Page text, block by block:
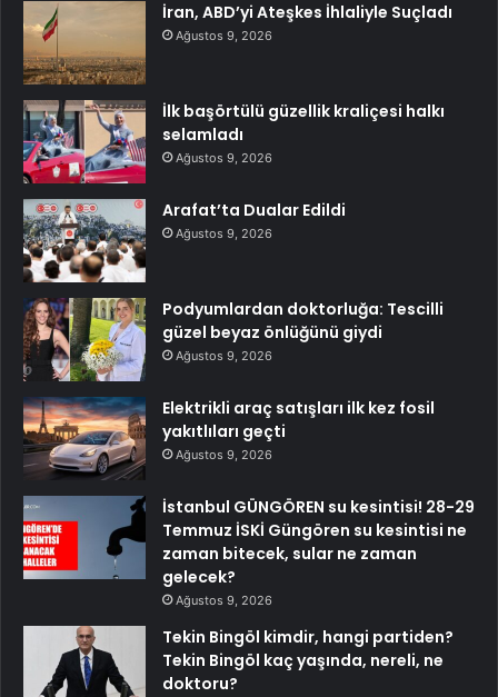
İran, ABD’yi Ateşkes İhlaliyle Suçladı
Ağustos 9, 2026
İlk başörtülü güzellik kraliçesi halkı
selamladı
Ağustos 9, 2026
Arafat’ta Dualar Edildi
Ağustos 9, 2026
Podyumlardan doktorluğa: Tescilli
güzel beyaz önlüğünü giydi
Ağustos 9, 2026
Elektrikli araç satışları ilk kez fosil
yakıtlıları geçti
Ağustos 9, 2026
İstanbul GÜNGÖREN su kesintisi! 28-29
Temmuz İSKİ Güngören su kesintisi ne
zaman bitecek, sular ne zaman
gelecek?
Ağustos 9, 2026
Tekin Bingöl kimdir, hangi partiden?
Tekin Bingöl kaç yaşında, nereli, ne
doktoru?